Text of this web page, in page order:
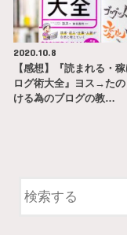
2020.10.8
【感想】『読まれる・
ログ術大全』ヨス→た
ける為のブログの教…